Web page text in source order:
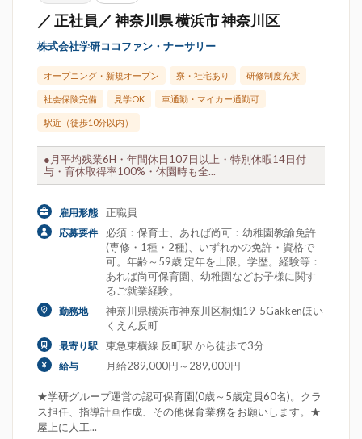
／ 正社員／ 神奈川県 横浜市 神奈川区
株式会社学研ココファン・ナーサリー
オープニング・新規オープン 寮・社宅あり 研修制度充実
社会保険完備 見学OK 車通勤・マイカー通勤可
駅近（徒歩10分以内）
●月平均残業6H・年間休日107日以上・特別休暇14日付
与・育休取得率100%・休園時も全...
雇用形態 正職員
応募要件
必須：保育士、あれば尚可：幼稚園教諭免許
(専修・1種・2種)、いずれかの免許・資格で
可。年齢～59歳 定年を上限。学歴。経験等：
あれば尚可保育園、幼稚園などお子様に関す
るご就業経験。
勤務地
神奈川県横浜市神奈川区桐畑19-5Gakkenほい
くえん反町
最寄り駅 東急東横線 反町駅 から徒歩で3分
給与 月給289,000円～289,000円
★学研グループ運営の認可保育園(0歳～5歳定員60名)。クラ
ス担任、指導計画作成、その他保育業務をお願いします。★
屋上に人工...